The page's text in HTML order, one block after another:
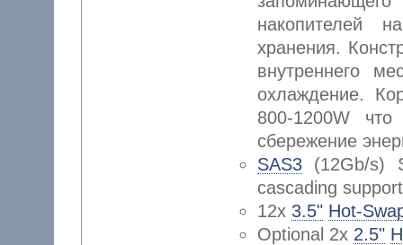
накопителей
хранения.
внутреннего
охлаждение.
800-1200W
сбережение
SAS3(12Gb/s)
cascading
12x 3.5" Hot-
Optional 2x 2.5"